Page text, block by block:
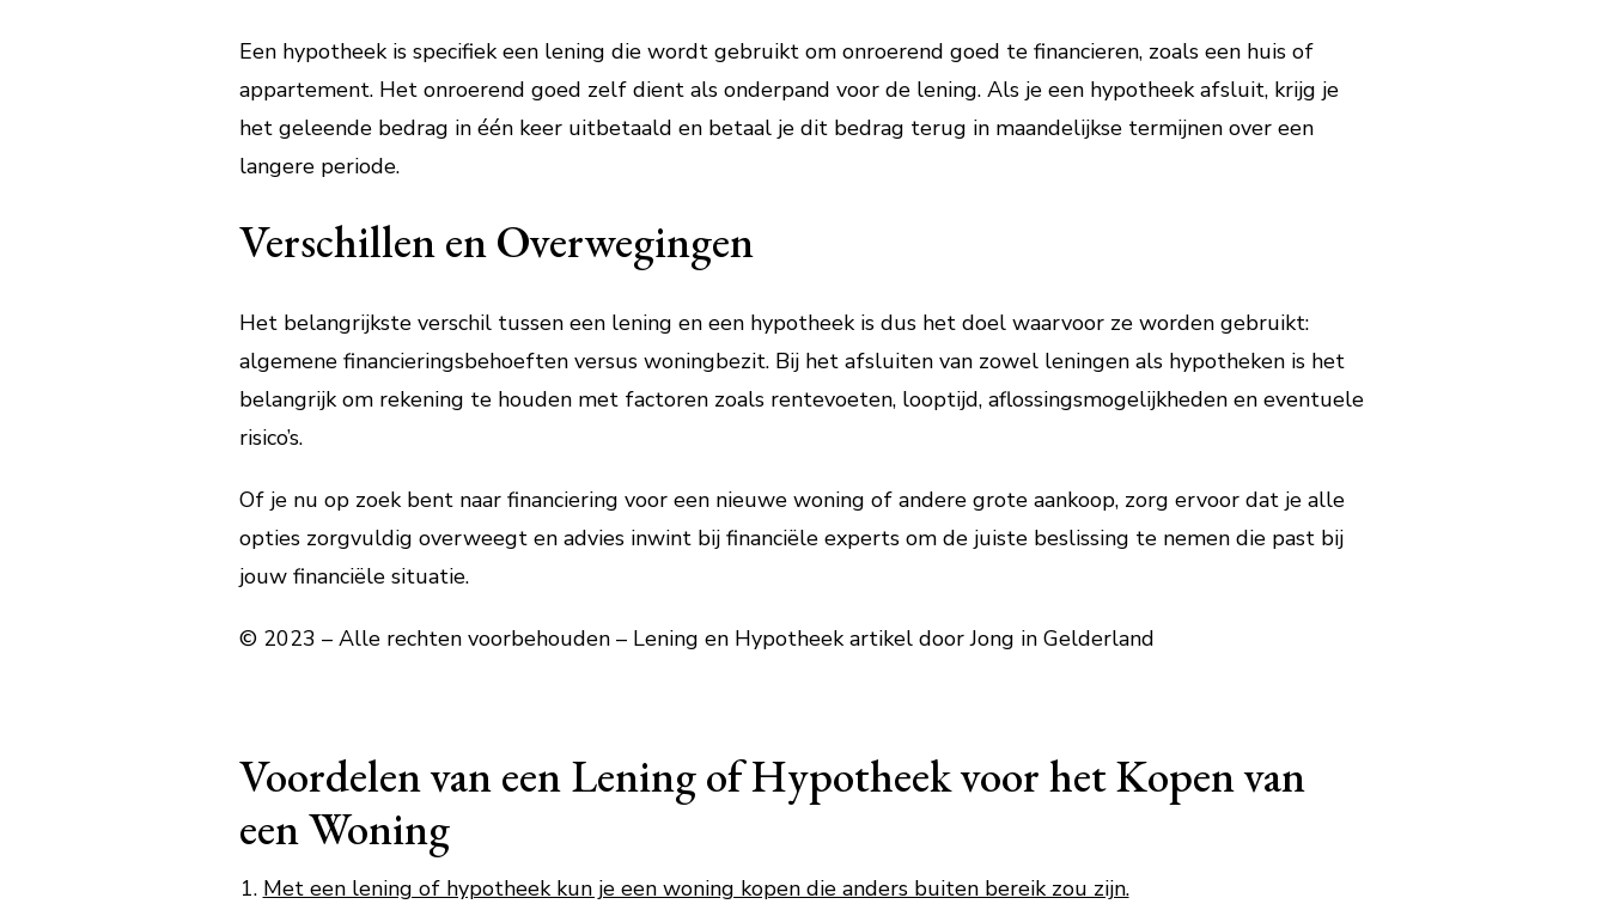
Een hypotheek is specifiek een lening die wordt gebruikt om onroerend goed te financieren, zoals een huis of
appartement. Het onroerend goed zelf dient als onderpand voor de lening. Als je een hypotheek afsluit, krijg je
het geleende bedrag in één keer uitbetaald en betaal je dit bedrag terug in maandelijkse termijnen over een
langere periode.
Verschillen en Overwegingen
Het belangrijkste verschil tussen een lening en een hypotheek is dus het doel waarvoor ze worden gebruikt:
algemene financieringsbehoeften versus woningbezit. Bij het afsluiten van zowel leningen als hypotheken is het
belangrijk om rekening te houden met factoren zoals rentevoeten, looptijd, aflossingsmogelijkheden en eventuele
risico’s.
Of je nu op zoek bent naar financiering voor een nieuwe woning of andere grote aankoop, zorg ervoor dat je alle
opties zorgvuldig overweegt en advies inwint bij financiële experts om de juiste beslissing te nemen die past bij
jouw financiële situatie.
© 2023 – Alle rechten voorbehouden – Lening en Hypotheek artikel door Jong in Gelderland
Voordelen van een Lening of Hypotheek voor het Kopen van
een Woning
Met een lening of hypotheek kun je een woning kopen die anders buiten bereik zou zijn.